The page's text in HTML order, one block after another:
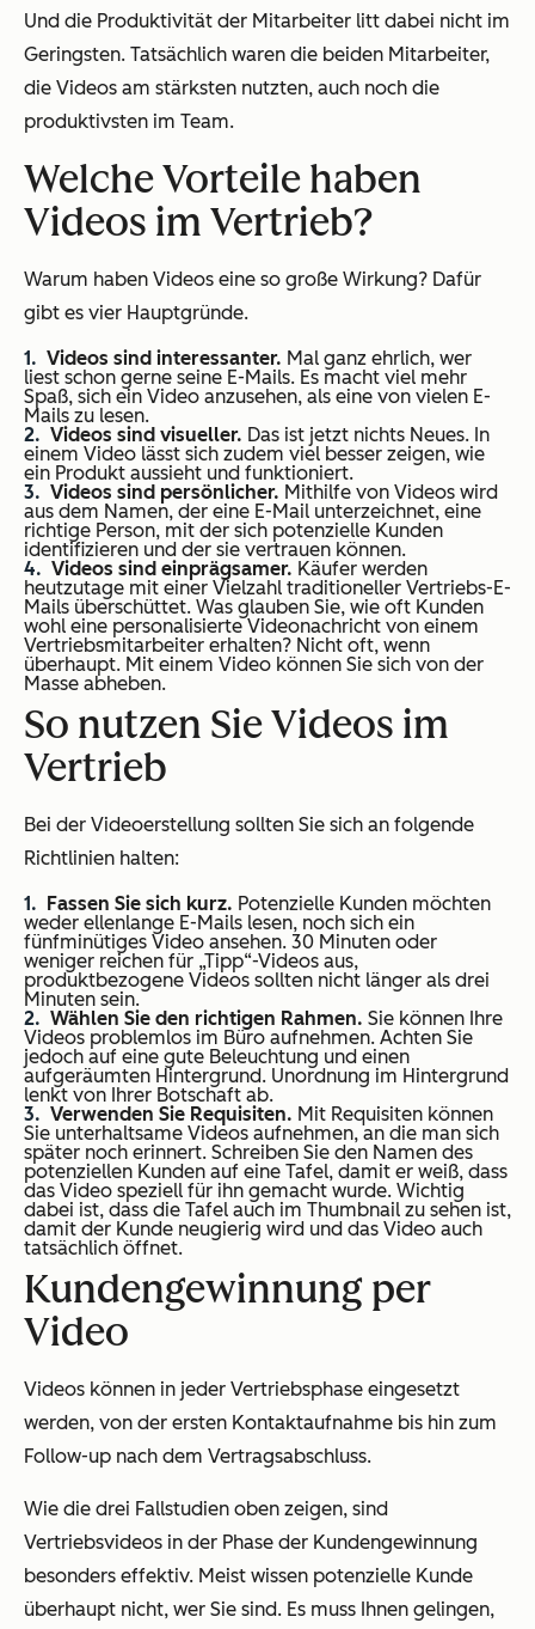
Und die Produktivität der Mitarbeiter litt dabei nicht im
Geringsten. Tatsächlich waren die beiden Mitarbeiter,
die Videos am stärksten nutzten, auch noch die
produktivsten im Team.
Welche Vorteile haben
Videos im Vertrieb?
Warum haben Videos eine so große Wirkung? Dafür
gibt es vier Hauptgründe.
Videos sind interessanter. Mal ganz ehrlich, wer
liest schon gerne seine E-Mails. Es macht viel mehr
Spaß, sich ein Video anzusehen, als eine von vielen E-
Mails zu lesen.
Videos sind visueller. Das ist jetzt nichts Neues. In
einem Video lässt sich zudem viel besser zeigen, wie
ein Produkt aussieht und funktioniert.
Videos sind persönlicher. Mithilfe von Videos wird
aus dem Namen, der eine E-Mail unterzeichnet, eine
richtige Person, mit der sich potenzielle Kunden
identifizieren und der sie vertrauen können.
Videos sind einprägsamer. Käufer werden
heutzutage mit einer Vielzahl traditioneller Vertriebs-E-
Mails überschüttet. Was glauben Sie, wie oft Kunden
wohl eine personalisierte Videonachricht von einem
Vertriebsmitarbeiter erhalten? Nicht oft, wenn
überhaupt. Mit einem Video können Sie sich von der
Masse abheben.
So nutzen Sie Videos im
Vertrieb
Bei der Videoerstellung sollten Sie sich an folgende
Richtlinien halten:
Fassen Sie sich kurz. Potenzielle Kunden möchten
weder ellenlange E-Mails lesen, noch sich ein
fünfminütiges Video ansehen. 30 Minuten oder
weniger reichen für „Tipp“-Videos aus,
produktbezogene Videos sollten nicht länger als drei
Minuten sein.
Wählen Sie den richtigen Rahmen. Sie können Ihre
Videos problemlos im Büro aufnehmen. Achten Sie
jedoch auf eine gute Beleuchtung und einen
aufgeräumten Hintergrund. Unordnung im Hintergrund
lenkt von Ihrer Botschaft ab.
Verwenden Sie Requisiten. Mit Requisiten können
Sie unterhaltsame Videos aufnehmen, an die man sich
später noch erinnert. Schreiben Sie den Namen des
potenziellen Kunden auf eine Tafel, damit er weiß, dass
das Video speziell für ihn gemacht wurde. Wichtig
dabei ist, dass die Tafel auch im Thumbnail zu sehen ist,
damit der Kunde neugierig wird und das Video auch
tatsächlich öffnet.
Kundengewinnung per
Video
Videos können in jeder Vertriebsphase eingesetzt
werden, von der ersten Kontaktaufnahme bis hin zum
Follow-up nach dem Vertragsabschluss.
Wie die drei Fallstudien oben zeigen, sind
Vertriebsvideos in der Phase der Kundengewinnung
besonders effektiv. Meist wissen potenzielle Kunde
überhaupt nicht, wer Sie sind. Es muss Ihnen gelingen,